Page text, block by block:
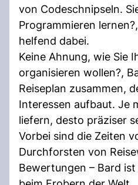
von Codeschnipseln.
Programmieren
helfend dabei.
Keine Ahnung, wie Sie
organisieren wollen?,
Reiseplan zusammen,
Interessen aufbaut. Je
liefern, desto präziser
Vorbei sind die Zeiten
Durchforsten von
Bewertungen – Bard